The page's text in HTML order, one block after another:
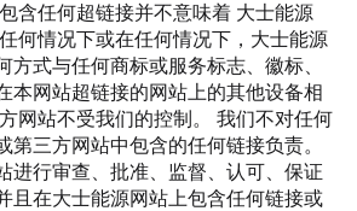
含任何超链接并不意味着 大士能源
何情况下或在任何情况下，大士能源
方式与任何商标或服务标志、徽标、
本网站超链接的网站上的其他设备相
网站不受我们的控制。 我们不对任何
第三方网站中包含的任何链接负责。
进行审查、批准、监督、认可、保证
且在大士能源网站上包含任何链接或